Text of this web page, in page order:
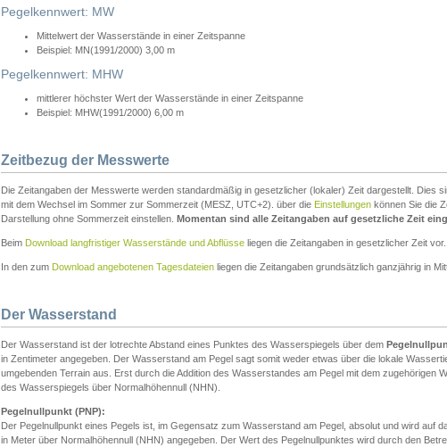
Pegelkennwert: MW
Mittelwert der Wasserstände in einer Zeitspanne
Beispiel: MN(1991/2000) 3,00 m
Pegelkennwert: MHW
mittlerer höchster Wert der Wasserstände in einer Zeitspanne
Beispiel: MHW(1991/2000) 6,00 m
Zeitbezug der Messwerte
Die Zeitangaben der Messwerte werden standardmäßig in gesetzlicher (lokaler) Zeit dargestellt. Dies
mit dem Wechsel im Sommer zur Sommerzeit (MESZ, UTC+2). über die Einstellungen können Sie die
Darstellung ohne Sommerzeit einstellen. Momentan sind alle Zeitangaben auf gesetzliche Zeit
Beim Download langfristiger Wasserstände und Abflüsse liegen die Zeitangaben in gesetzlicher Zeit vor.
In den zum Download angebotenen Tagesdateien liegen die Zeitangaben grundsätzlich ganzjährig in
Der Wasserstand
Der Wasserstand ist der lotrechte Abstand eines Punktes des Wasserspiegels über dem
in Zentimeter angegeben. Der Wasserstand am Pegel sagt somit weder etwas über die lokale
umgebenden Terrain aus. Erst durch die Addition des Wasserstandes am Pegel mit dem zugehörigen
des Wasserspiegels über Normalhöhennull (NHN).
Pegelnullpunkt (PNP):
Der Pegelnullpunkt eines Pegels ist, im Gegensatz zum Wasserstand am Pegel, absolut und wird auf
in Meter über Normalhöhennull (NHN) angegeben. Der Wert des Pegelnullpunktes wird durch den